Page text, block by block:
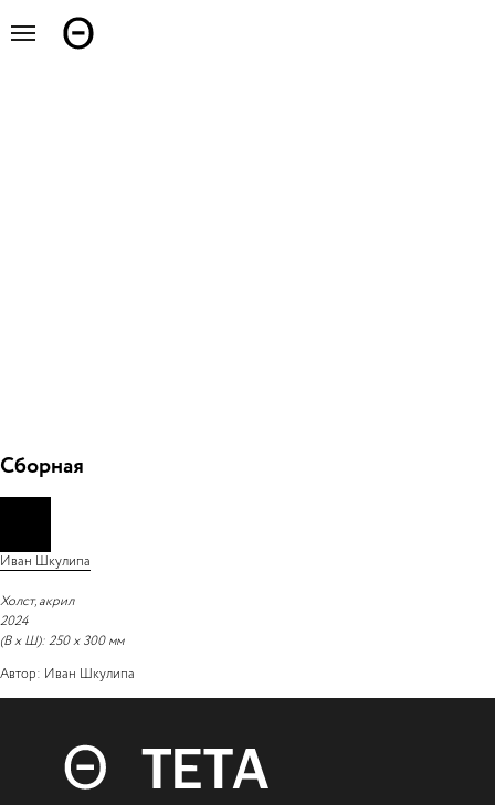
Сборная
Иван Шкулипа
Холст, акрил
2024
(В х Ш): 250 х 300 мм
Автор: Иван Шкулипа